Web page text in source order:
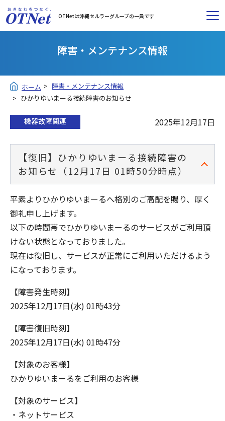
OTNetは沖縄セルラーグループの一員です
障害・メンテナンス情報
ホーム
障害・メンテナンス情報
ひかりゆいまーる接続障害のお知らせ
機器故障関連 2025年12月17日
【復旧】ひかりゆいまーる接続障害の
お知らせ（12月17日 01時50分時点）
平素よりひかりゆいまーるへ格別のご高配を賜り、厚く
御礼申し上げます。
以下の時間帯でひかりゆいまーるのサービスがご利用頂
けない状態となっておりました。
現在は復旧し、サービスが正常にご利用いただけるよう
になっております。
【障害発生時刻】
2025年12月17日(水) 01時43分
【障害復旧時刻】
2025年12月17日(水) 01時47分
【対象のお客様】
ひかりゆいまーるをご利用のお客様
【対象のサービス】
・ネットサービス